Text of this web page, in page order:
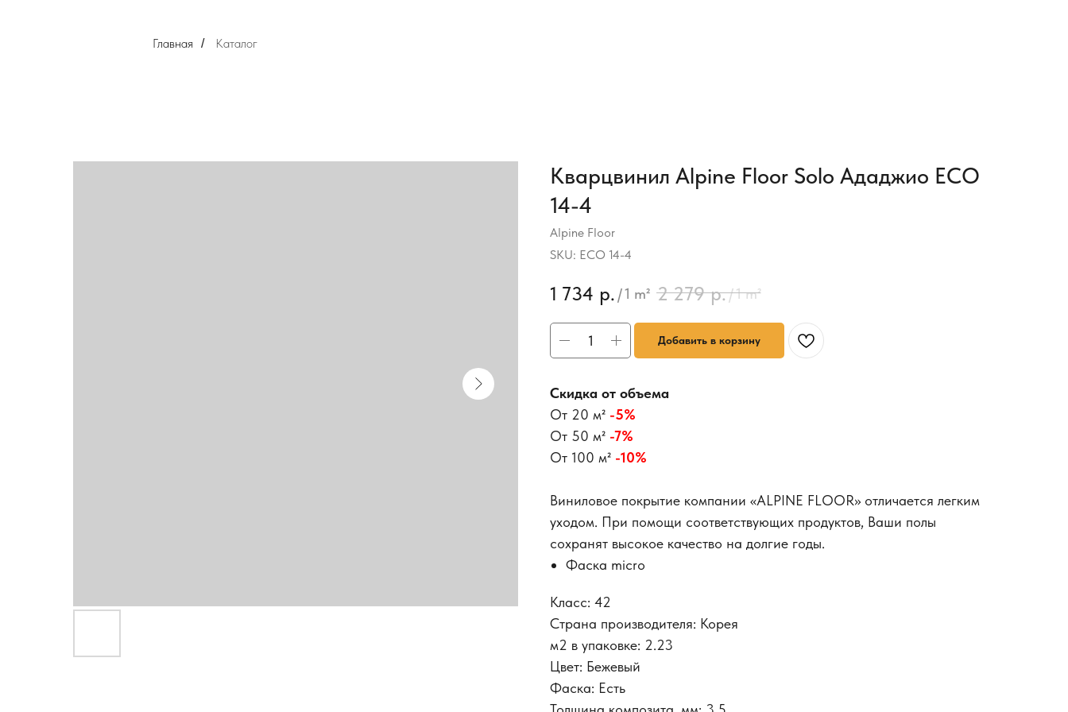
Главная / Каталог
Кварцвинил Alpine Floor Solo Ададжио ЕСО
14-4
Alpine Floor
SKU: ЕСО 14-4
1 734 р. /1 m² 2 279 р./1 m²
Добавить в корзину
Скидка от объема
От 20 м² -5%
От 50 м² -7%
От 100 м² -10%
Виниловое покрытие компании «ALPINE FLOOR» отличается легким
уходом. При помощи соответствующих продуктов, Ваши полы
сохранят высокое качество на долгие годы.
Фаска micro
Класс: 42
Страна производителя: Корея
м2 в упаковке: 2.23
Цвет: Бежевый
Фаска: Есть